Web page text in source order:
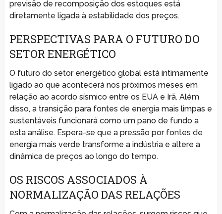
previsão de recomposição dos estoques está
diretamente ligada à estabilidade dos preços.
PERSPECTIVAS PARA O FUTURO DO
SETOR ENERGÉTICO
O futuro do setor energético global está intimamente
ligado ao que acontecerá nos próximos meses em
relação ao acordo sísmico entre os EUA e Irã. Além
disso, a transição para fontes de energia mais limpas e
sustentáveis funcionará como um pano de fundo a
esta análise. Espera-se que a pressão por fontes de
energia mais verde transforme a indústria e altere a
dinâmica de preços ao longo do tempo.
OS RISCOS ASSOCIADOS À
NORMALIZAÇÃO DAS RELAÇÕES